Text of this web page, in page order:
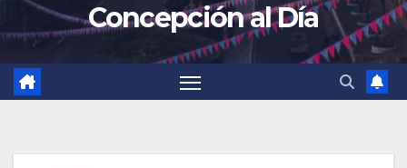
Concepción al Día